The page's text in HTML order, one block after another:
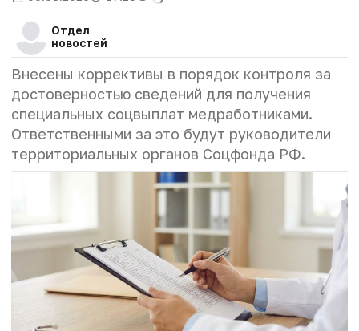
Отдел
новостей
Внесены коррективы в порядок контроля за
достоверностью сведений для получения
специальных соцвыплат медработниками.
Ответственными за это будут руководители
территориальных органов Соцфонда РФ.